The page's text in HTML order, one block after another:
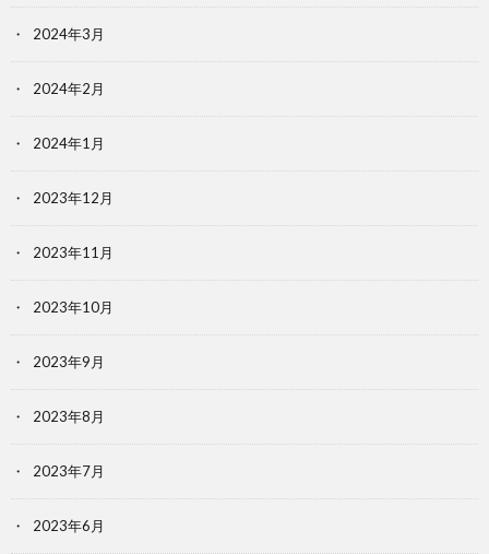
2024年3月
2024年2月
2024年1月
2023年12月
2023年11月
2023年10月
2023年9月
2023年8月
2023年7月
2023年6月